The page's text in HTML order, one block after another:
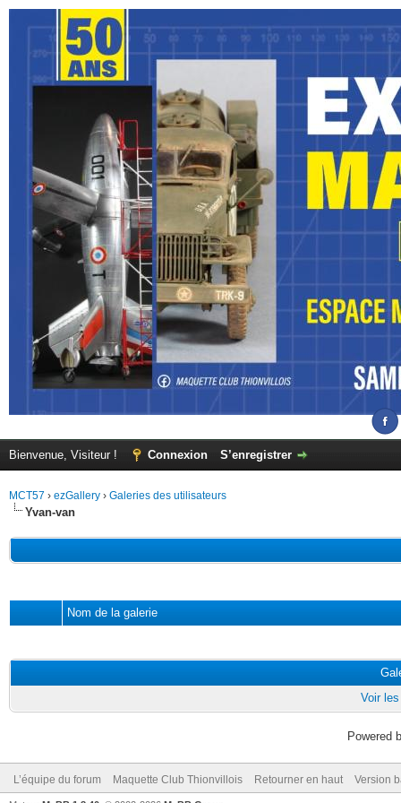
Bienvenue, Visiteur ! Connexion S’enregistrer
MCT57 › ezGallery › Galeries des utilisateurs
Yvan-van
Nom de la galerie
Voir
Powered
L’équipe du forum Maquette Club Thionvillois Retourner en haut Version